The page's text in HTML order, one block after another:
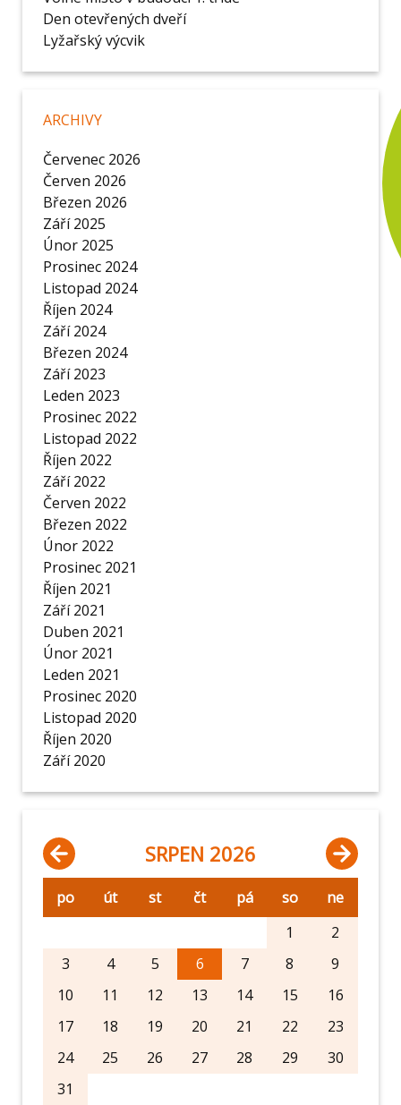
Den otevřených dveří
Lyžařský výcvik
ARCHIVY
Červenec 2026
Červen 2026
Březen 2026
Září 2025
Únor 2025
Prosinec 2024
Listopad 2024
Říjen 2024
Září 2024
Březen 2024
Září 2023
Leden 2023
Prosinec 2022
Listopad 2022
Říjen 2022
Září 2022
Červen 2022
Březen 2022
Únor 2022
Prosinec 2021
Říjen 2021
Září 2021
Duben 2021
Únor 2021
Leden 2021
Prosinec 2020
Listopad 2020
Říjen 2020
Září 2020
SRPEN 2026
po út st čt pá so
ne
1
2
3
4 5 6 7 8
9
10
11 12 13 14 15
16
17
18 19 20 21 22
23
24
25 26 27 28 29
30
31